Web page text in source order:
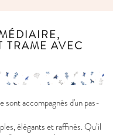
TRAME AVEC
sont accompagnés d'un pas-
élégants et raffinés. Qu’il